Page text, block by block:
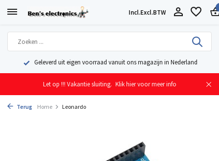
Incl.Excl.BTW
Geleverd uit eigen voorraad vanuit ons magazijn in Nederland
Let op !!! Vakantie sluiting. Klik hier voor meer info
Terug Home Leonardo